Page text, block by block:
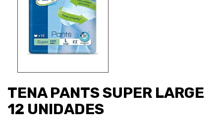
TENA PANTS SUPER LARGE
12 UNIDADES